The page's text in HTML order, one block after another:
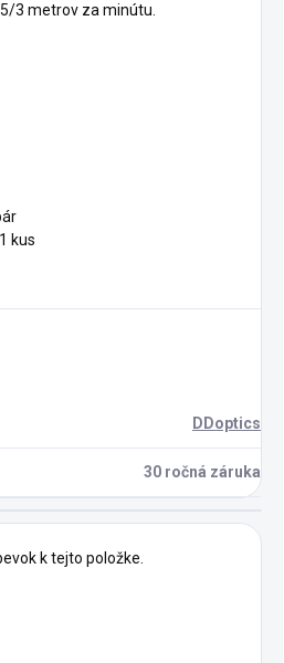
3 metrov za minútu.
kus
DDoptics
30 ročná záruka
k tejto položke.